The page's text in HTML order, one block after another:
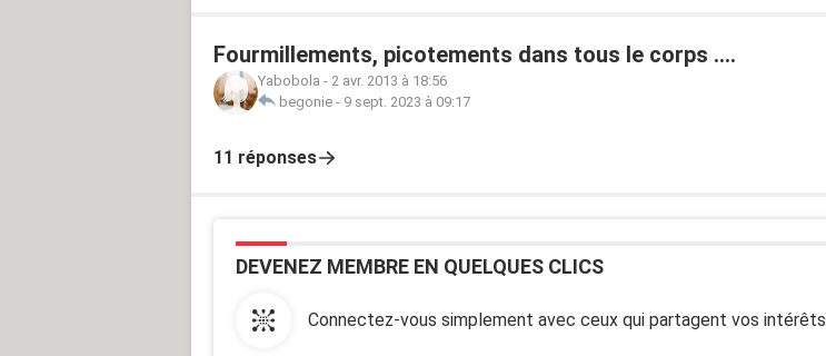
Fourmillements, picotements dans tous le corps ....
Yabobola - 2 avr. 2013 à 18:56
begonie - 9 sept. 2023 à 09:17
11 réponses
DEVENEZ MEMBRE EN QUELQUES CLICS
Connectez-vous simplement avec ceux qui partagent vos intérêts